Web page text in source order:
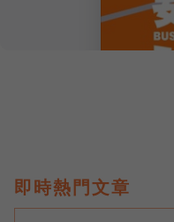
即時熱門文章